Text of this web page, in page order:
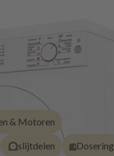
& Motoren
slijtdelen Dosering